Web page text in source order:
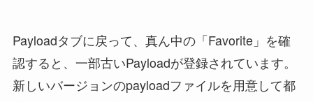
Payloadタブに戻って、真ん中の「Favorite」を確
認すると、一部古いPayloadが登録されています。
新しいバージョンのpayloadファイルを用意して都